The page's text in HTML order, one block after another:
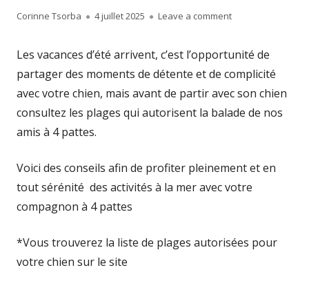
Author
Corinne Tsorba
Published
4 juillet 2025 Leave a commenton Partir en
Les vacances d’été arrivent, c’est l’opportunité de
partager des moments de détente et de complicité
avec votre chien, mais avant de partir avec son chien
consultez les plages qui autorisent la balade de nos
amis à 4 pattes.
Voici des conseils afin de profiter pleinement et en
tout sérénité des activités à la mer avec votre
compagnon à 4 pattes
*Vous trouverez la liste de plages autorisées pour
votre chien sur le site